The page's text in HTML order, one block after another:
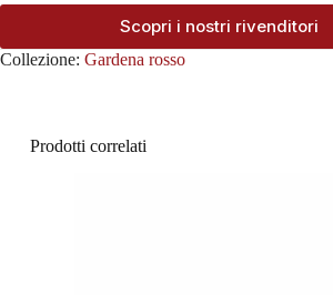
Scopri i nostri rivenditori
Collezione: Gardena rosso
Prodotti correlati